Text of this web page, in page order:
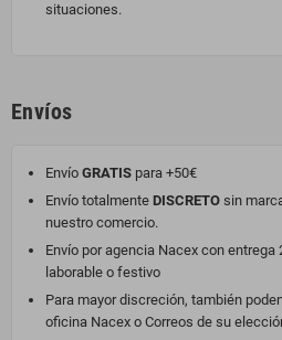
situaciones.
Envíos
Envío GRATIS para +50€
Envío totalmente DISCRETO sin
nuestro comercio.
Envío por agencia Nacex con
laborable o festivo
Para mayor discreción, también
oficina Nacex o Correos de su